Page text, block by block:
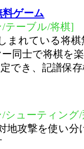
料ゲーム
テーブル/将棋]
まれている将
同士で将棋を
でき、記譜保
シューティング
地攻撃を使い